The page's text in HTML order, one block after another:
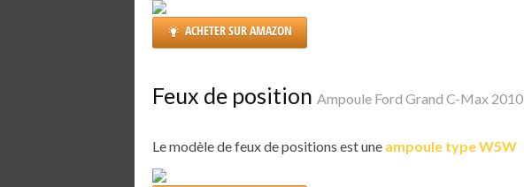
ACHETER SUR AMAZON
Feux de position Ampoule Ford Grand C-Max 2010
Le modèle de feux de positions est une ampoule type W5W